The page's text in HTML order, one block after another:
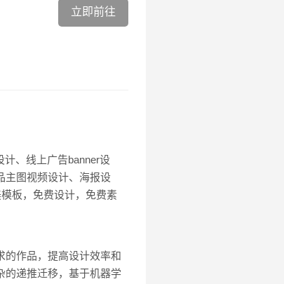
立即前往
、线上广告banner设
主图视频设计、海报设
板，免费设计，免费素
的作品，提高设计效率和
的递推迁移，基于机器学